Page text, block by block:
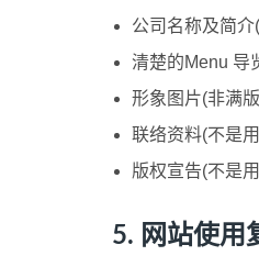
公司名称及简介
清楚的Menu 导
形象图片(非满
联络资料(不是
版权宣告(不是
5. 网站使用